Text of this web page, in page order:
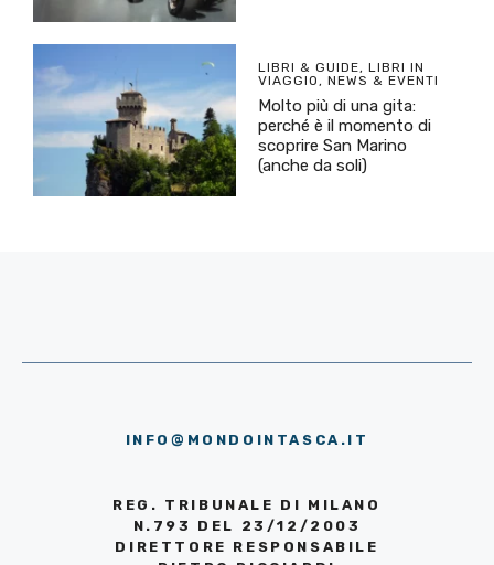
LIBRI & GUIDE, LIBRI IN
VIAGGIO , NEWS & EVENTI
Molto più di una gita:
perché è il momento di
scoprire San Marino
(anche da soli)
INFO@MONDOINTASCA.IT
REG. TRIBUNALE DI MILANO
N.793 DEL 23/12/2003
DIRETTORE RESPONSABILE